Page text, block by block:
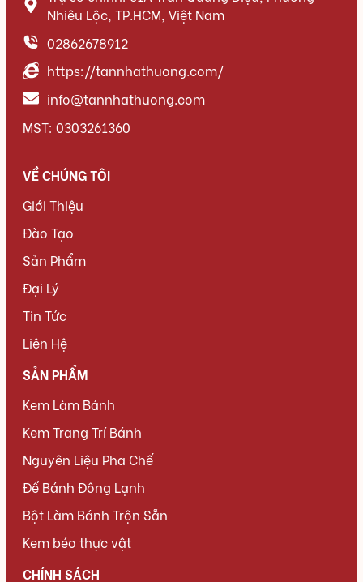
Nhiêu Lộc, TP.HCM, Việt Nam
02862678912
https://tannhathuong.com/
info@tannhathuong.com
MST: 0303261360
VỀ CHÚNG TÔI
Giới Thiệu
Đào Tạo
Sản Phẩm
Đại Lý
Tin Tức
Liên Hệ
SẢN PHẨM
Kem Làm Bánh
Kem Trang Trí Bánh
Nguyên Liệu Pha Chế
Đế Bánh Đông Lạnh
Bột Làm Bánh Trộn Sẵn
Kem béo thực vật
CHÍNH SÁCH